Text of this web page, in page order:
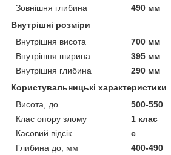
Зовнішня глибина
490 мм
Внутрішні розміри
Внутрішня висота
700 мм
Внутрішня ширина
395 мм
Внутрішня глибина
290 мм
Користувальницькі характеристики
Висота, до
500-550
Клас опору злому
1 клас
Касовий відсік
є
Глибина до, мм
400-490